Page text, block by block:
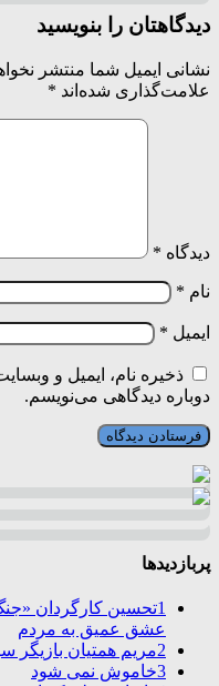
دیدگاهتان را بنویسید
نشانی ایمیل شما منتشر
علامت‌گذاری شده‌اند *
دیدگاه *
نام *
ایمیل *
ذخیره نام، ایمیل و
دوباره دیدگاهی می‌نویسم.
پربازدیدها
1تحسین کارگردان
عشق عمیق به مردم
2مریم همتیان بازیگر
3خاموش نمی شود